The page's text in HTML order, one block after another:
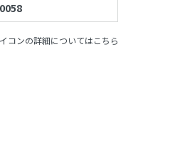
コンの詳細についてはこちら